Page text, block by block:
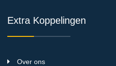
Extra Koppelingen
Over ons